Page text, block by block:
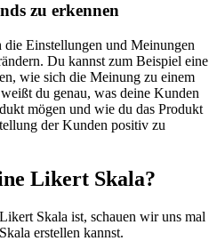
zu erkennen
Einstellungen und Meinungen
Du kannst zum Beispiel eine
wie sich die Meinung zu einem
du genau, was deine Kunden
mögen und wie du das Produkt
der Kunden positiv zu
Likert Skala?
Skala ist, schauen wir uns mal
erstellen kannst.